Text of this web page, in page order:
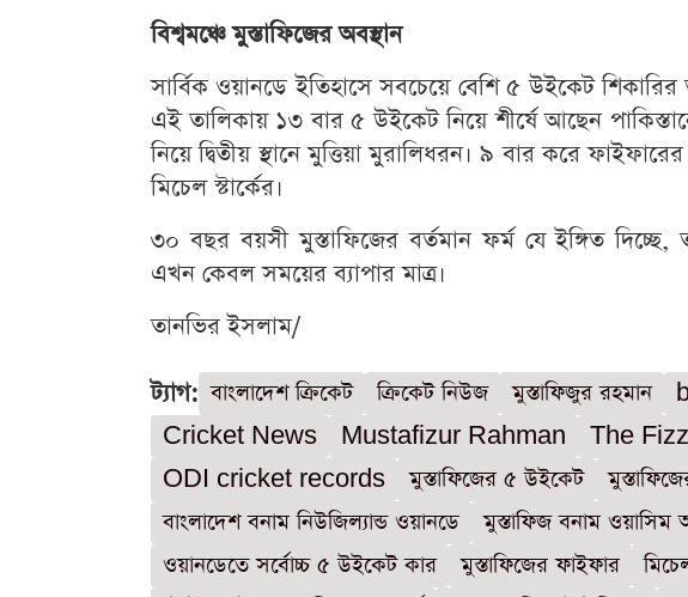
বিশ্বমঞ্চে মুস্তাফিজের অবস্থান
সার্বিক ওয়ানডে ইতিহাসে সবচেয়ে বেশি ৫ উইকেট শিকারির
এই তালিকায় ১৩ বার ৫ উইকেট নিয়ে শীর্ষে আছেন
নিয়ে দ্বিতীয় স্থানে মুত্তিয়া মুরালিধরন। ৯ বার করে
মিচেল স্টার্কের।
৩০ বছর বয়সী মুস্তাফিজের বর্তমান ফর্ম যে ইঙ্গিত দিচ্ছে,
এখন কেবল সময়ের ব্যাপার মাত্র।
তানভির ইসলাম/
ট্যাগ: বাংলাদেশ ক্রিকেট ক্রিকেট নিউজ মুস্তাফিজুর রহমান
Cricket News
Mustafizur Rahman The Fizz
ODI cricket records
মুস্তাফিজের ৫ উইকেট
বাংলাদেশ বনাম নিউজিল্যান্ড ওয়ানডে
মুস্তাফিজ বনাম ওয়াসিম
ওয়ানডেতে সর্বোচ্চ ৫ উইকেট কার
মুস্তাফিজের ফাইফার